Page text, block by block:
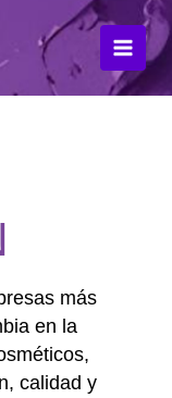
más
en la
calidad y